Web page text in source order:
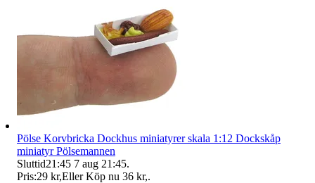
Pölse Korvbricka Dockhus miniatyrer skala 1:12 Dockskåp
miniatyr Pölsemannen
Sluttid21:45 7 aug 21:45.
Pris:29 kr,Eller Köp nu 36 kr,.